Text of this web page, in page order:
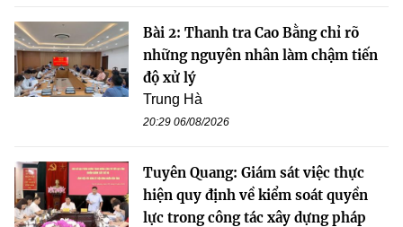
Bài 2: Thanh tra Cao Bằng chỉ rõ
những nguyên nhân làm chậm tiến
độ xử lý
Trung Hà
20:29 06/08/2026
Tuyên Quang: Giám sát việc thực
hiện quy định về kiểm soát quyền
lực trong công tác xây dựng pháp